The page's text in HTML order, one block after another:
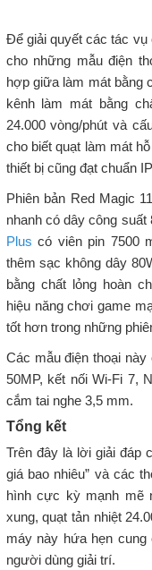
Để giải quyết các tác vụ
cho những mẫu điện
hợp giữa làm mát bằng
kênh làm mát bằng
24.000 vòng/phút và
cho biết quạt làm mát
thiết bị cũng đạt chuẩn
Phiên bản Red Magic
nhanh có dây công suất
Plus có viên pin 7500
thêm sạc không dây
bằng chất lỏng hoàn
hiệu năng chơi game
tốt hơn trong những
Các mẫu điện thoại
50MP, kết nối Wi-Fi 7,
cắm tai nghe 3,5 mm.
Tổng kết
Trên đây là lời giải đáp
giá bao nhiêu” và các
hình cực kỳ mạnh mẽ
xung, quạt tản nhiệt
máy này hứa hẹn
người dùng giải trí.